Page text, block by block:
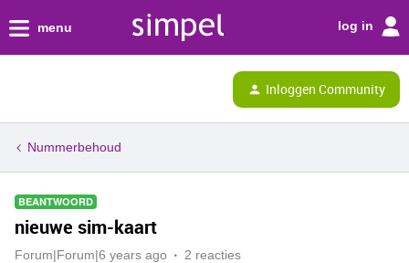
menu log in
Inloggen Community
Nummerbehoud
BEANTWOORD
nieuwe sim-kaart
Forum|Forum|6 years ago 2 reacties